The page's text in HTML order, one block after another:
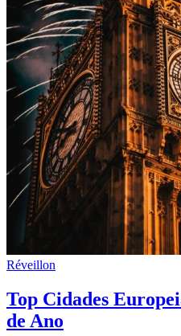
Réveillon
Top Cidades
de Ano